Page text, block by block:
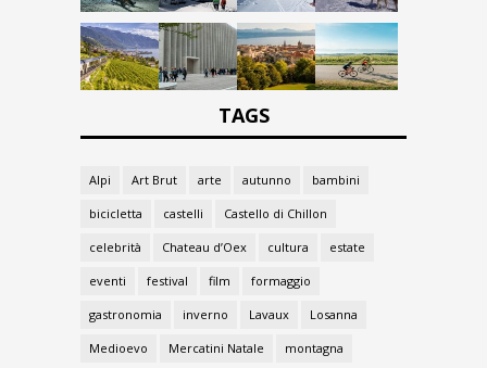
TAGS
Alpi Art Brut arte autunno bambini
bicicletta castelli Castello di Chillon
celebrità Chateau d’Oex cultura estate
eventi festival film formaggio
gastronomia inverno Lavaux Losanna
Medioevo Mercatini Natale montagna